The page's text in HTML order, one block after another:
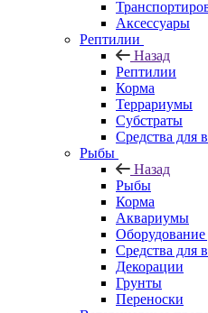
Аксессуары
Рептилии
Назад
Рептилии
Корма
Террариумы
Субстраты
Средства для
Рыбы
Назад
Рыбы
Корма
Аквариумы
Оборудование
Средства для
Декорации
Грунты
Переноски